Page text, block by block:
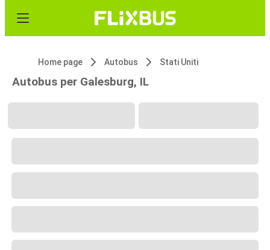
Home page Autobus Stati Uniti
Autobus per Galesburg, IL